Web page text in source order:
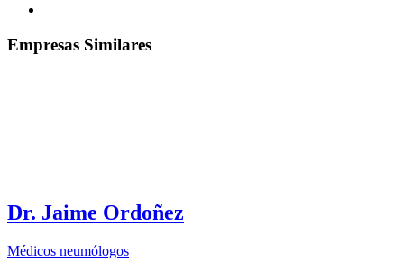
Empresas Similares
Dr. Jaime Ordoñez
Médicos neumólogos